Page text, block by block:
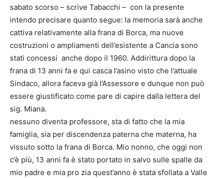
sabato scorso – scrive Tabacchi – con la presente
intendo precisare quanto segue: la memoria sarà anche
cattiva relativamente alla frana di Borca, ma nuove
costruzioni o ampliamenti dell’esistente a Cancia sono
stati concessi anche dopo il 1960. Addirittura dopo la
frana di 13 anni fa e qui casca l’asino visto che l’attuale
Sindaco, allora faceva già l’Assessore e dunque non può
essere giustificato come pare di capire dalla lettera del
sig. Miana.
nessuno diventa professore, sta di fatto che la mia
famiglia, sia per discendenza paterna che materna, ha
vissuto sotto la frana di Borca. Mio nonno, che oggi non
c’è più, 13 anni fa è stato portato in salvo sulle spalle da
mio padre e mia pro zia quest’anno è stata sfollata a Valle